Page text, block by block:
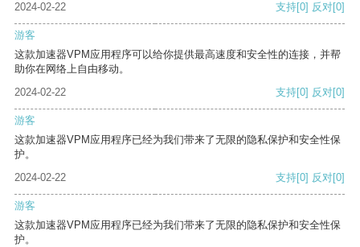
2024-02-22 支持[0] 反对[0]
游客
这款加速器VPM应用程序可以给你提供最高速度和安全性的连接，并帮
助你在网络上自由移动。
2024-02-22
支持[0] 反对[0]
游客
这款加速器VPM应用程序已经为我们带来了无限的隐私保护和安全性保
护。
2024-02-22
支持[0] 反对[0]
游客
这款加速器VPM应用程序已经为我们带来了无限的隐私保护和安全性保
护。